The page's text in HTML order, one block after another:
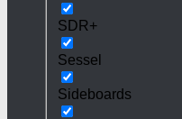
SDR+
Sessel
Sideboards